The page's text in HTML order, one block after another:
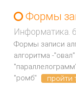
Формы
Информатика.
Формы записи
алгоритма -
"ромб"
пройти